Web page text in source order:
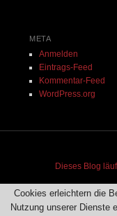
META
Anmelden
Eintrags-Feed
Kommentar-Feed
WordPress.org
Dieses Blog
Cookies erleichtern die
Nutzung unserer Dienste